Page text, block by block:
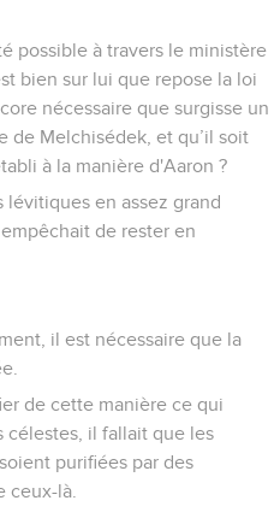
possible à travers le ministère
bien sur lui que repose la loi
nécessaire que surgisse un
de Melchisédek, et qu’il soit
à la manière d'Aaron ?
lévitiques en assez grand
de rester en
il est nécessaire que la
de cette manière ce qui
célestes, il fallait que les
purifiées par des
ceux-là.